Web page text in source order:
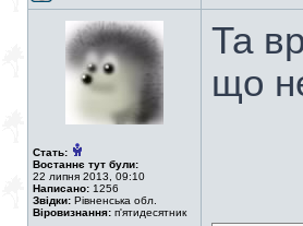
Стать:
Востаннє тут були:
22 липня 2013, 09:10
Написано: 1256
Звідки: Рівненська обл.
Віровизнання: п'ятидесятник
Та
що